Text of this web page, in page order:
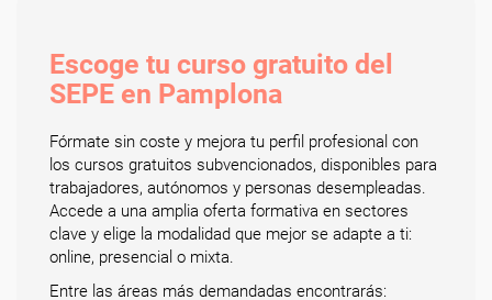
Escoge tu curso gratuito del
SEPE en Pamplona
Fórmate sin coste y mejora tu perfil profesional con
los cursos gratuitos subvencionados, disponibles para
trabajadores, autónomos y personas desempleadas.
Accede a una amplia oferta formativa en sectores
clave y elige la modalidad que mejor se adapte a ti:
online, presencial o mixta.
Entre las áreas más demandadas encontrarás: